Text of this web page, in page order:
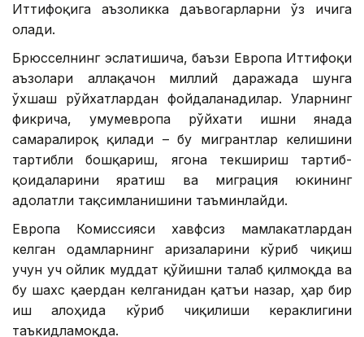
Иттифоқига аъзоликка даъвогарларни ўз ичига
олади.
Брюсселнинг эслатишича, баъзи Европа Иттифоқи
аъзолари аллақачон миллий даражада шунга
ўхшаш рўйхатлардан фойдаланадилар. Уларнинг
фикрича, умумевропа рўйхати ишни янада
самаралироқ қилади – бу мигрантлар келишини
тартибли бошқариш, ягона текшириш тартиб-
қоидаларини яратиш ва миграция юкининг
адолатли тақсимланишини таъминлайди.
Европа Комиссияси хавфсиз мамлакатлардан
келган одамларнинг аризаларини кўриб чиқиш
учун уч ойлик муддат қўйишни талаб қилмоқда ва
бу шахс қаердан келганидан қатъи назар, ҳар бир
иш алоҳида кўриб чиқилиши кераклигини
таъкидламоқда.